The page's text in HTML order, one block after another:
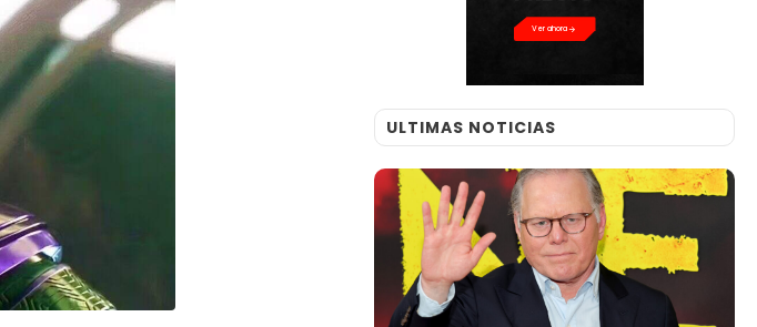
Ver ahora
ULTIMAS NOTICIAS